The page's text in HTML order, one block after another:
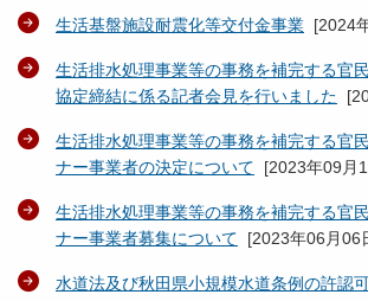
生活基盤施設耐震化等交付金事業 [2024
生活排水処理事業等の事務を補完する官
協定締結に係る記者会見を行いました [
生活排水処理事業等の事務を補完する官
ナー事業者の決定について [2023年09月
生活排水処理事業等の事務を補完する官
ナー事業者募集について [2023年06月06
水道法及び秋田県小規模水道条例の許認